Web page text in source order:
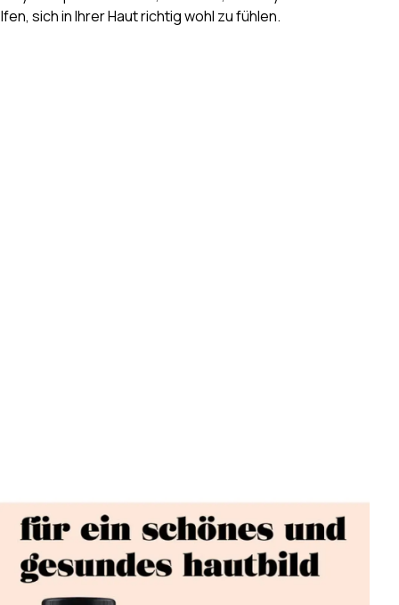
sich in Ihrer Haut richtig wohl zu fühlen.